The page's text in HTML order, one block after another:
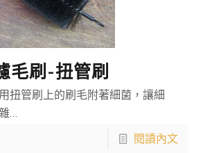
毛刷-扭管刷
扭管刷上的刷毛附著細菌，讓細
…
閱讀內文